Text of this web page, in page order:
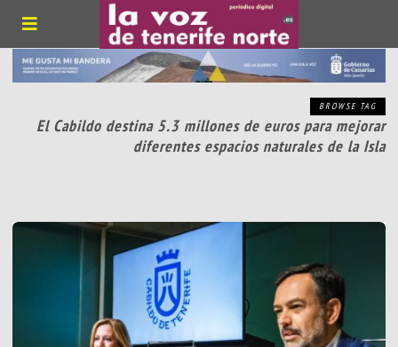
BROWSE TAG
El Cabildo destina 5.3 millones de euros para mejorar
diferentes espacios naturales de la Isla